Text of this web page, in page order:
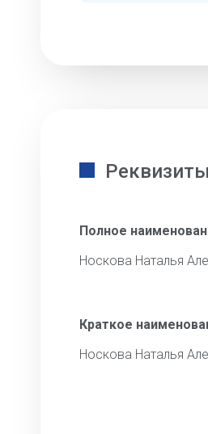
Реквизиты
Полное
Носкова Наталья
Краткое
Носкова Наталья